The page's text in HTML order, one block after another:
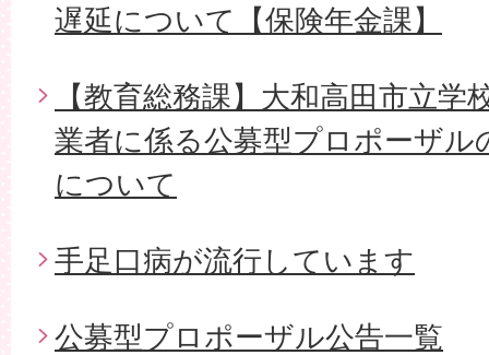
遅延について【保険年金課】
【教育総務課】大和高田市立学
業者に係る公募型プロポーザル
について
手足口病が流行しています
公募型プロポーザル公告一覧